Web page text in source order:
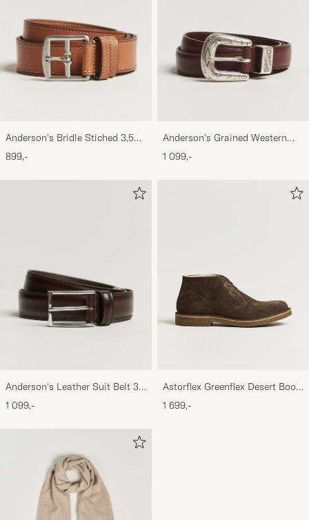
Anderson's Bridle Stiched 3,5
cm Leather Belt Tan
899,-
Anderson's Grained Western
Leather Belt 2,5 cm Brown
1 099,-
Anderson's Leather Suit Belt 3
cm Dark Brown
1 099,-
Astorflex Greenflex Desert Boot
Dark Brown Suede
1 699,-